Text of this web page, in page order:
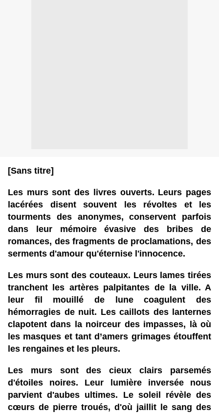
[Sans titre]
Les murs sont des livres ouverts. Leurs pages
lacérées disent souvent les révoltes et les
tourments des anonymes, conservent parfois
dans leur mémoire évasive des bribes de
romances, des fragments de proclamations, des
serments d'amour qu'éternise l'innocence.
Les murs sont des couteaux. Leurs lames tirées
tranchent les artères palpitantes de la ville. A
leur fil mouillé de lune coagulent des
hémorragies de nuit. Les caillots des lanternes
clapotent dans la noirceur des impasses, là où
les masques et tant d’amers grimages étouffent
les rengaines et les pleurs.
Les murs sont des cieux clairs parsemés
d'étoiles noires. Leur lumière inversée nous
parvient d'aubes ultimes. Le soleil révèle des
cœurs de pierre troués, d'où jaillit le sang des